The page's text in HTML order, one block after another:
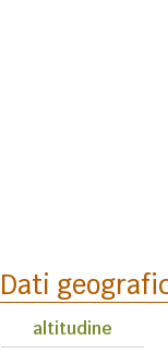
Dati
altitudine